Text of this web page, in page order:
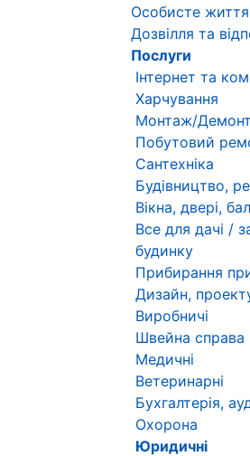
Особисте життя
Дозвілля та
Послуги
Інтернет та
Харчування
Монтаж/
Побутовий
Сантехніка
Будівництво,
Вікна, двері,
Все для дачі /
будинку
Прибирання
Дизайн,
Виробничі
Швейна справа
Медичні
Ветеринарні
Бухгалтерія,
Охорона
Юридичні